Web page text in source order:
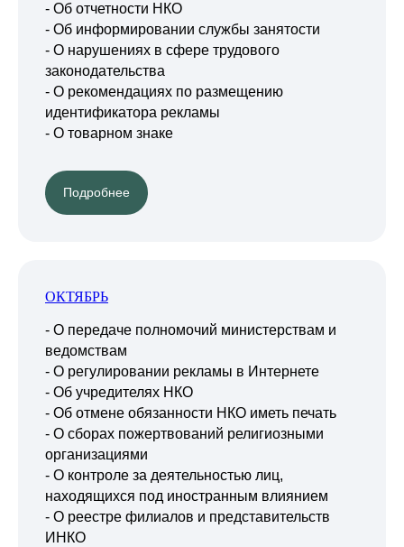
- Об отчетности НКО
- Об информировании службы занятости
- О нарушениях в сфере трудового
законодательства
- О рекомендациях по размещению
идентификатора рекламы
- О товарном знаке
Подробнее
ОКТЯБРЬ
- О передаче полномочий министерствам и
ведомствам
- О регулировании рекламы в Интернете
- Об учредителях НКО
- Об отмене обязанности НКО иметь печать
- О сборах пожертвований религиозными
организациями
- О контроле за деятельностью лиц,
находящихся под иностранным влиянием
- О реестре филиалов и представительств
ИНКО